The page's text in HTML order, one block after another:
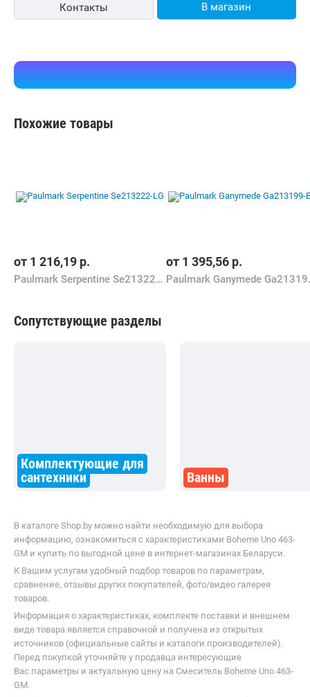
Контакты В магазин
Похожие товары
от 1 216,19 р.
Paulmark Serpentine Se213222-LG
от 1 395,56 р.
Сопутствующие разделы
Комплектующие для
сантехники
Ванны
В каталоге Shop.by можно найти необходимую для выбора
информацию, ознакомиться с характеристиками Boheme Uno 463-
GM и купить по выгодной цене в интернет-магазинах Беларуси.
К Вашим услугам удобный подбор товаров по параметрам,
сравнение, отзывы других покупателей, фото/видео галерея
товаров.
Информация о характеристиках, комплекте поставки и внешнем
виде товара является справочной и получена из открытых
источников (официальные сайты и каталоги производителей).
Перед покупкой уточняйте у продавца интересующие
Вас параметры и актуальную цену на Смеситель Boheme Uno 463-
GM.